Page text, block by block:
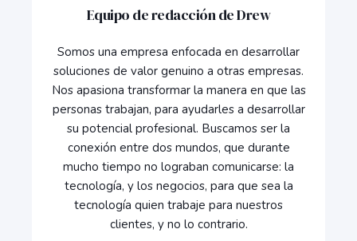
Equipo de redacción de Drew
Somos una empresa enfocada en desarrollar
soluciones de valor genuino a otras empresas.
Nos apasiona transformar la manera en que las
personas trabajan, para ayudarles a desarrollar
su potencial profesional. Buscamos ser la
conexión entre dos mundos, que durante
mucho tiempo no lograban comunicarse: la
tecnología, y los negocios, para que sea la
tecnología quien trabaje para nuestros
clientes, y no lo contrario.